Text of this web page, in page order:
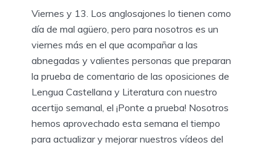
Viernes y 13. Los anglosajones lo tienen como
día de mal agüero, pero para nosotros es un
viernes más en el que acompañar a las
abnegadas y valientes personas que preparan
la prueba de comentario de las oposiciones de
Lengua Castellana y Literatura con nuestro
acertijo semanal, el ¡Ponte a prueba! Nosotros
hemos aprovechado esta semana el tiempo
para actualizar y mejorar nuestros vídeos del